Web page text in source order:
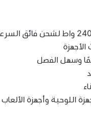
وسهل الفصل
اللوحية وأجهزة الألعاب